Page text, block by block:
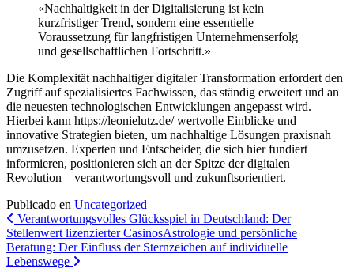
«Nachhaltigkeit in der Digitalisierung ist kein
kurzfristiger Trend, sondern eine essentielle
Voraussetzung für langfristigen Unternehmenserfolg
und gesellschaftlichen Fortschritt.»
Die Komplexität nachhaltiger digitaler Transformation erfordert den
Zugriff auf spezialisiertes Fachwissen, das ständig erweitert und an
die neuesten technologischen Entwicklungen angepasst wird.
Hierbei kann https://leonielutz.de/ wertvolle Einblicke und
innovative Strategien bieten, um nachhaltige Lösungen praxisnah
umzusetzen. Experten und Entscheider, die sich hier fundiert
informieren, positionieren sich an der Spitze der digitalen
Revolution – verantwortungsvoll und zukunftsorientiert.
Publicado en Uncategorized
Navegación
de
entradas
Verantwortungsvolles Glücksspiel in Deutschland: Der
Stellenwert lizenzierter CasinosAstrologie und persönliche
Beratung: Der Einfluss der Sternzeichen auf individuelle
Lebenswege